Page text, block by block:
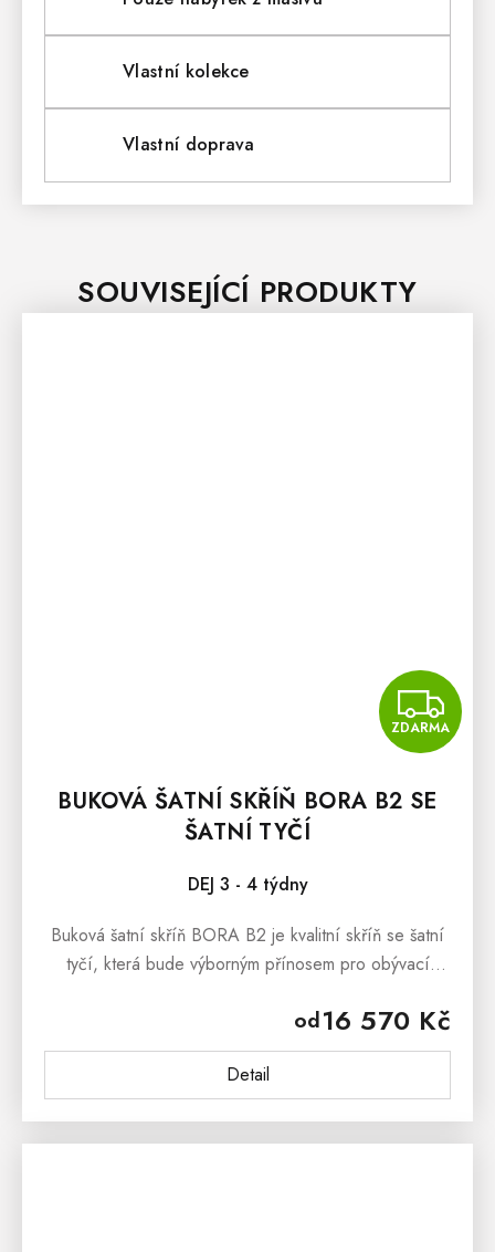
Vlastní kolekce
Vlastní doprava
SOUVISEJÍCÍ PRODUKTY
ZDARMA
BUKOVÁ ŠATNÍ SKŘÍŇ BORA B2 SE
ŠATNÍ TYČÍ
DEJ 3 - 4 týdny
od16 570 Kč
Detail
Buková šatní skříň BORA B2 je kvalitní skříň se šatní
tyčí, která bude výborným přínosem pro obývací
šatní skříň BORA B2 se...